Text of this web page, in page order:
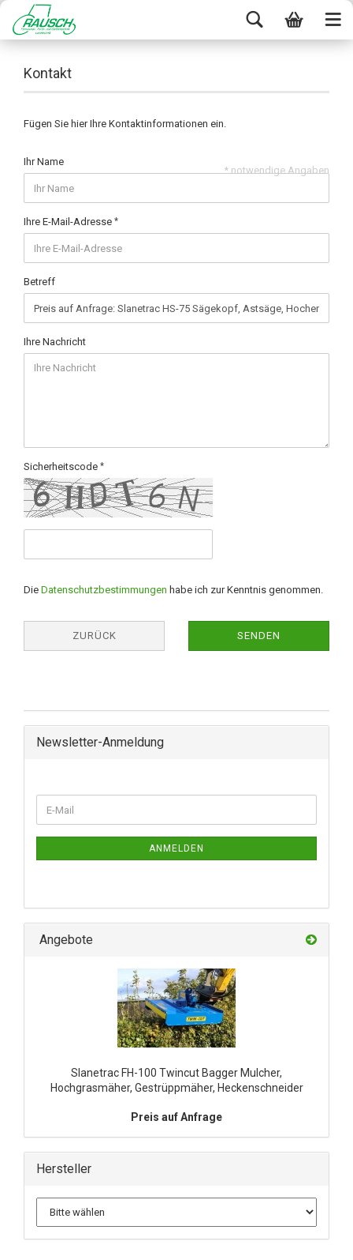
Kontakt
Fügen Sie hier Ihre Kontaktinformationen ein.
Ihr Name
Ihre E-Mail-Adresse
Betreff
Ihre Nachricht
Sicherheitscode
Die Datenschutzbestimmungen habe ich zur Kenntnis genommen.
ZURÜCK SENDEN
* notwendige Angaben
Newsletter-Anmeldung
ANMELDEN
Angebote
Slanetrac FH-100 Twincut Bagger Mulcher,
Hochgrasmäher, Gestrüppmäher, Heckenschneider
Preis auf Anfrage
Hersteller